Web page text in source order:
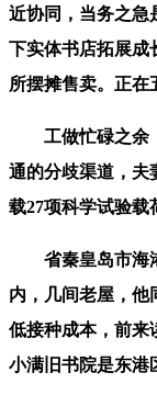
近协同，当务之急
下实体书店拓展成
所摆摊售卖。正在
工做忙碌之余，
通的分歧渠道，夫
载27项科学试验载
省秦皇岛市海港
内，几间老屋，他
低接种成本，前来
小满旧书院是东港